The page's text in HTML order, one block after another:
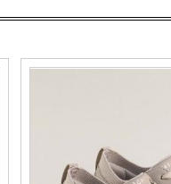
Модерни дамски